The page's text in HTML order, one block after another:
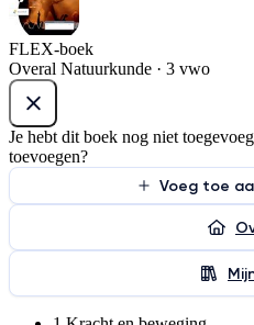
FLEX-boek
Overal Natuurkunde · 3 vwo
Je hebt dit boek nog niet
toevoegen?
Voeg toe